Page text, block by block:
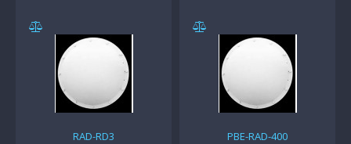
RAD-RD3 PBE-RAD-400